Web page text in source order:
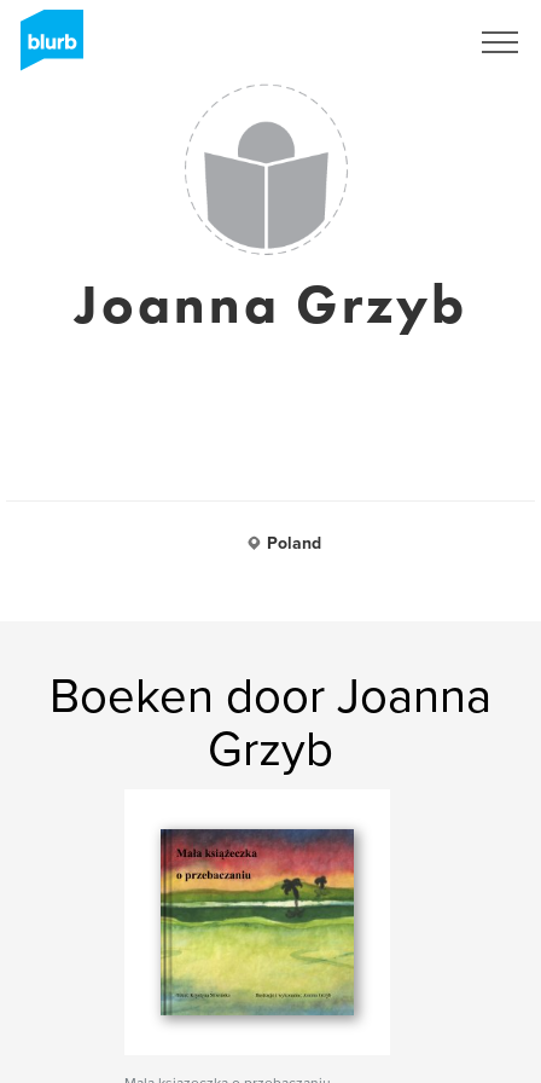
Joanna Grzyb
Poland
Boeken door Joanna
Grzyb